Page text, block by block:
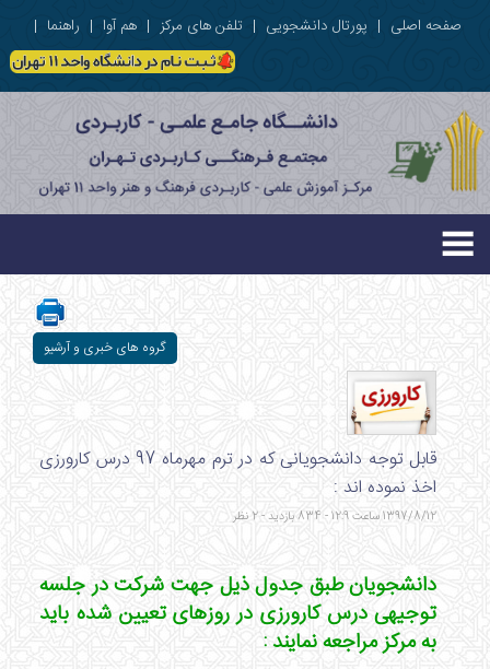
صفحه اصلی | پورتال دانشجویی | تلفن های مرکز | هم آوا | راهنما |
گروه های خبری و آرشیو
قابل توجه دانشجویانی که در ترم مهرماه 97 درس کارورزی
اخذ نموده اند :
1397/8/12 ساعت 12:9 - 834 بازدید - 2 نظر
دانشجویان طبق جدول ذیل جهت شرکت در جلسه
توجیهی درس کارورزی در روزهای تعیین شده باید
به مرکز مراجعه نمایند :